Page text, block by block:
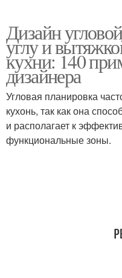
Угловая кухня
Кухня с обеденной
зоной
Кухня с угловой
Дизайн
углу и
кухни: 140
дизайнера
Угловая планировка
кухонь, так как она
и располагает к
функциональные зоны.